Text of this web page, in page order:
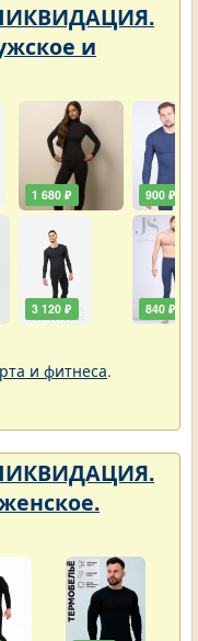
и
1 680 ₽
3 120 ₽
900 ₽
840 ₽
и фитнеса.